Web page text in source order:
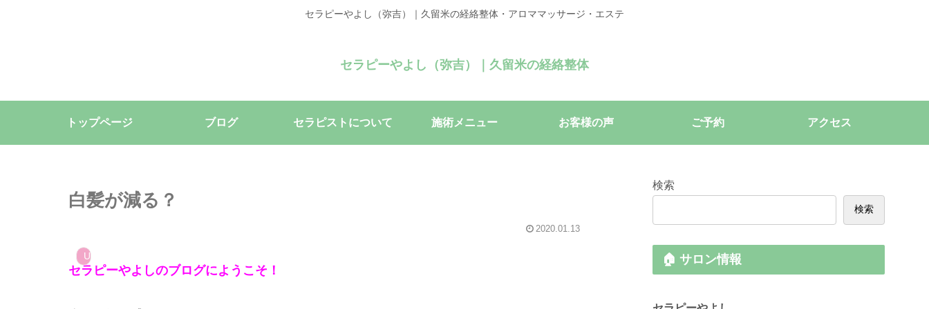
セラピーやよし（弥吉）｜久留米の経絡整体・アロママッサージ・エステ
セラピーやよし（弥吉）｜久留米の経絡整体
トップページ ブログ セラピストについて 施術メニュー お客様の声 ご予約 アクセス
白髪が減る？
2020.01.13
Uncategorized
セラピーやよしのブログにようこそ！
検索
検索
🏠 サロン情報